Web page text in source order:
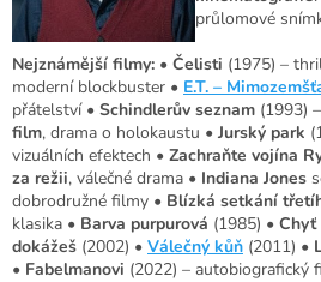
průlomové
Nejznámější filmy: • Čelisti (1975) –
moderní blockbuster • E.T. –
přátelství • Schindlerův seznam (1993) –
film, drama o holokaustu • Jurský park
vizuálních efektech • Zachraňte vojína
za režii, válečné drama • Indiana Jones
dobrodružné filmy • Blízká setkání
klasika • Barva purpurová (1985) • Chyť
dokážeš (2002) • Válečný kůň (2011) •
• Fabelmanovi (2022) – autobiografický